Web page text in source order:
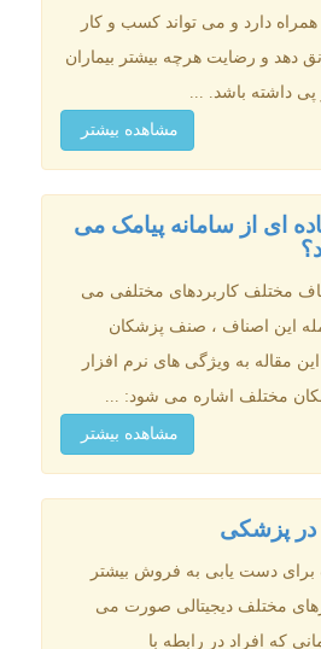
همراه دارد و می تواند کسب و کار
دهد و رضایت هرچه بیشتر بیماران
داشته باشد. ...
مشاهده بیشتر
ای از سامانه پیامک می
مختلف کاربردهای مختلفی می
این اصناف ، صنف پزشکان
مقاله به ویژگی های نرم افزار
مختلف اشاره می شود: ...
مشاهده بیشتر
در پزشکی
برای دست یابی به فروش بیشتر
مختلف دیجیتالی صورت می
که افراد در رابطه با